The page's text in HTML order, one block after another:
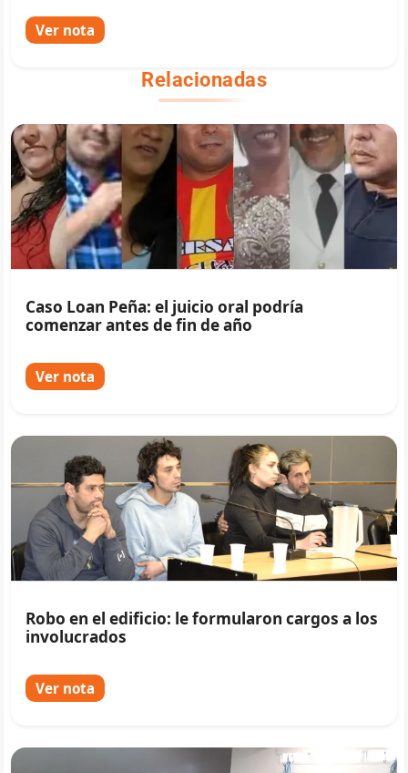
Ver nota
Relacionadas
Caso Loan Peña: el juicio oral podría
comenzar antes de fin de año
Ver nota
Robo en el edificio: le formularon cargos a los
involucrados
Ver nota